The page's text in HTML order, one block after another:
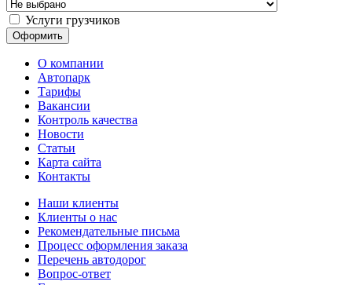
Услуги грузчиков
О компании
Автопарк
Тарифы
Вакансии
Контроль качества
Новости
Статьи
Карта сайта
Контакты
Наши клиенты
Клиенты о нас
Рекомендательные письма
Процесс оформления заказа
Перечень автодорог
Вопрос-ответ